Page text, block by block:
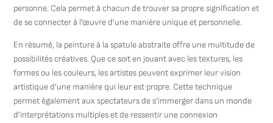
personne. Cela permet à chacun de trouver sa propre signification et
de se connecter à l’œuvre d’une manière unique et personnelle.
En résumé, la peinture à la spatule abstraite offre une multitude de
possibilités créatives. Que ce soit en jouant avec les textures, les
formes ou les couleurs, les artistes peuvent exprimer leur vision
artistique d’une manière qui leur est propre. Cette technique
permet également aux spectateurs de s’immerger dans un monde
d’interprétations multiples et de ressentir une connexion